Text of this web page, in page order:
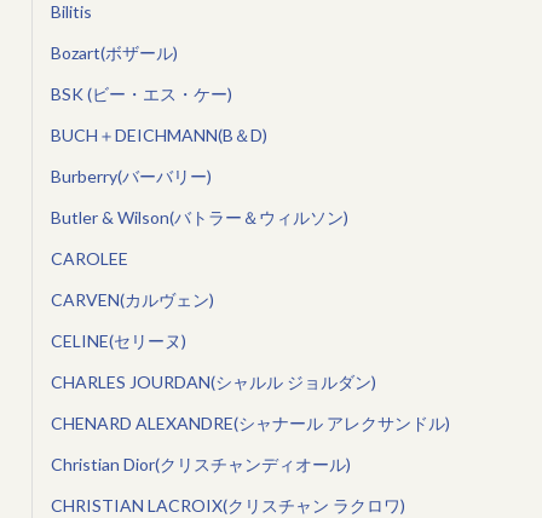
Bilitis
Bozart(ボザール)
BSK (ビー・エス・ケー)
BUCH＋DEICHMANN(B＆D)
Burberry(バーバリー)
Butler & Wilson(バトラー＆ウィルソン)
CAROLEE
CARVEN(カルヴェン)
CELINE(セリーヌ)
CHARLES JOURDAN(シャルル ジョルダン)
CHENARD ALEXANDRE(シャナール アレクサンドル)
Christian Dior(クリスチャンディオール)
CHRISTIAN LACROIX(クリスチャン ラクロワ)